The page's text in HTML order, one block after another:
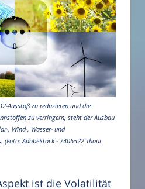
Ausstoß zu reduzieren und die
zu verringern, steht der Ausbau
, Wind-, Wasser- und
(Foto: AdobeStock - 7406522 Thaut
ist die Volatilität